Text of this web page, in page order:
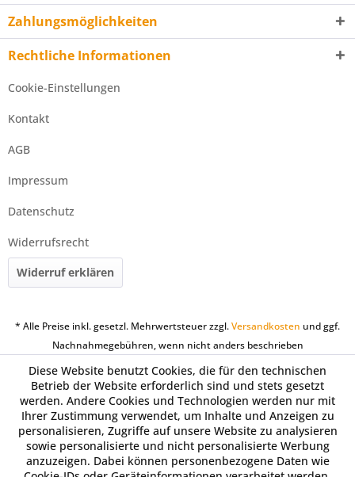
Zahlungsmöglichkeiten
Rechtliche Informationen
Cookie-Einstellungen
Kontakt
AGB
Impressum
Datenschutz
Widerrufsrecht
Widerruf erklären
* Alle Preise inkl. gesetzl. Mehrwertsteuer zzgl.Versandkosten und ggf.
Nachnahmegebühren, wenn nicht anders beschrieben
Diese Website benutzt Cookies, die für den technischen
Betrieb der Website erforderlich sind und stets gesetzt
werden. Andere Cookies und Technologien werden nur mit
Ihrer Zustimmung verwendet, um Inhalte und Anzeigen zu
personalisieren, Zugriffe auf unsere Website zu analysieren
sowie personalisierte und nicht personalisierte Werbung
anzuzeigen. Dabei können personenbezogene Daten wie